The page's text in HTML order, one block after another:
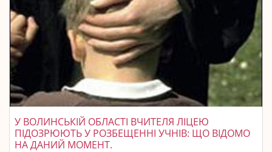
У ВОЛИНСЬКІЙ ОБЛАСТІ ВЧИТЕЛЯ ЛІЦЕЮ
ПІДОЗРЮЮТЬ У РОЗБЕЩЕННІ УЧНІВ: ЩО ВІДОМО
НА ДАНИЙ МОМЕНТ.